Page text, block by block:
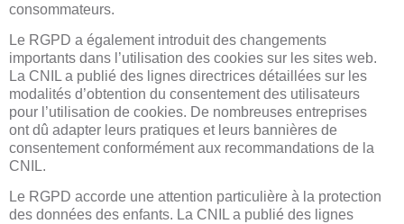
consommateurs.
Le RGPD a également introduit des changements
importants dans l’utilisation des cookies sur les sites web.
La CNIL a publié des lignes directrices détaillées sur les
modalités d’obtention du consentement des utilisateurs
pour l’utilisation de cookies. De nombreuses entreprises
ont dû adapter leurs pratiques et leurs bannières de
consentement conformément aux recommandations de la
CNIL.
Le RGPD accorde une attention particulière à la protection
des données des enfants. La CNIL a publié des lignes